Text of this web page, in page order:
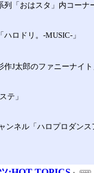
列「おはスタ」内コー
ロドリ。-MUSIC-」
J太郎のファニーナイ
テ」
ンネル「ハロプロダンス